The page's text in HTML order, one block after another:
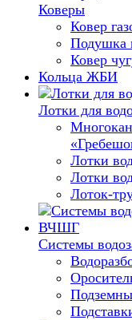
Коверы
Ковер
Подушка
Ковер
Кольца ЖБИ
Лотки для
Лотки
Лотки
Лоток-
Системы